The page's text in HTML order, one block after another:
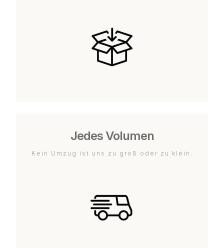
Jedes Volumen
Kein Umzug ist uns zu groß oder zu klein.